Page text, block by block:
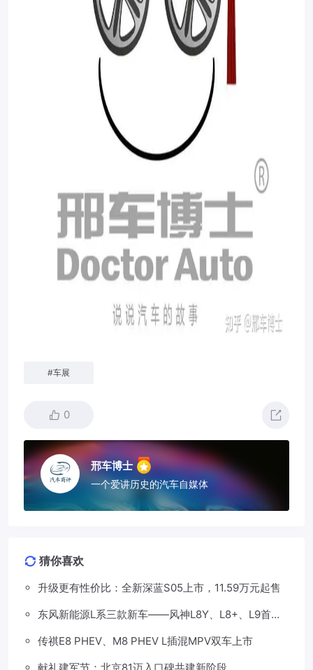
#车展
0
邢车博士
一个爱讲历史的汽车自媒体
猜你喜欢
升级更有性价比：全新深蓝S05上市，11.59万元起售
东风新能源L系三款新车——风神L8Y、L8+、L9首发
传祺E8 PHEV、M8 PHEV L插混MPV双车上市
献礼建军节：北京81迈入口碑共建新阶段